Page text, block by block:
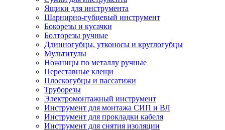
Ящики для инструмента
Шарнирно-губцевый инструмент
Бокорезы и кусачки
Болторезы ручные
Длинногубцы, утконосы и круглогубцы
Мультитулы
Ножницы по металлу ручные
Переставные клещи
Плоскогубцы и пассатижи
Труборезы
Электромонтажный инструмент
Инструмент для монтажа СИП и ВЛ
Инструмент для прокладки кабеля
Инструмент для снятия изоляции